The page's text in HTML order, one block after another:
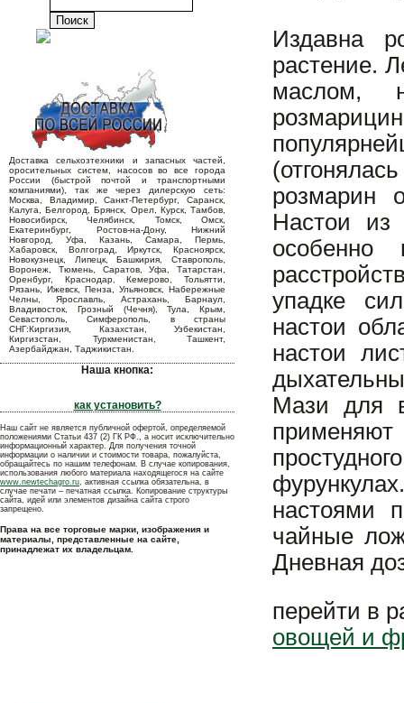
Доставка сельхозтехники и запасных частей,
оросительных систем, насосов во все города
России (быстрой почтой и транспортными
компаниями), так же через дилерскую сеть:
Москва, Владимир, Санкт-Петербург, Саранск,
Калуга, Белгород, Брянск, Орел, Курск, Тамбов,
Новосибирск, Челябинск, Томск, Омск,
Екатеринбург, Ростов-на-Дону, Нижний
Новгород, Уфа, Казань, Самара, Пермь,
Хабаровск, Волгоград, Иркутск, Красноярск,
Новокузнецк, Липецк, Башкирия, Ставрополь,
Воронеж, Тюмень, Саратов, Уфа, Татарстан,
Оренбург, Краснодар, Кемерово, Тольятти,
Рязань, Ижевск, Пенза, Ульяновск, Набережные
Челны, Ярославль, Астрахань, Барнаул,
Владивосток, Грозный (Чечня), Тула, Крым,
Севастополь, Симферополь, в страны
СНГ:Киргизия, Казахстан, Узбекистан,
Киргизстан, Туркменистан, Ташкент,
Азербайджан, Таджикистан.
Наша кнопка:
как установить?
Наш сайт не является публичной офертой, определяемой
положениями Статьи 437 (2) ГК РФ., а носит исключительно
информационный характер. Для получения точной
информации о наличии и стоимости товара, пожалуйста,
обращайтесь по нашим телефонам. В случае копирования,
использования любого материала находящегося на сайте
www.newtechagro.ru, активная ссылка обязательна, в
случае печати – печатная ссылка. Копирование структуры
сайта, идей или элементов дизайна сайта строго
запрещено.
Права на все торговые марки, изображения и
материалы, представленные на сайте,
принадлежат их владельцам.
Издавна
растение.
маслом,
розмарин
Настои из
особенно
упадке
настои
настои
Мази для
применяют
настоями
чайные
Дневная
перейти в
овощей и